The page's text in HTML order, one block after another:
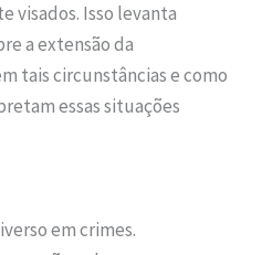
visados. Isso levanta
a extensão da
tais circunstâncias e como
essas situações
em crimes.